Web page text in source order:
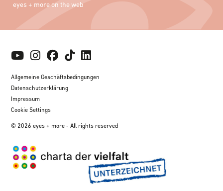
eyes + more on the web
Allgemeine Geschäftsbedingungen
Datenschutzerklärung
Impressum
Cookie Settings
© 2026 eyes + more - All rights reserved